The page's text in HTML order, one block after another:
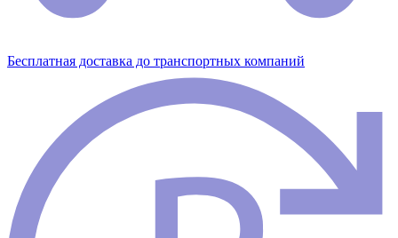
Бесплатная доставка до транспортных компаний